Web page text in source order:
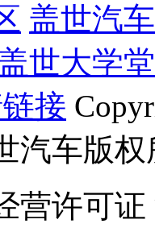
盖世汽
世大学堂
接
汽车版
营许可证